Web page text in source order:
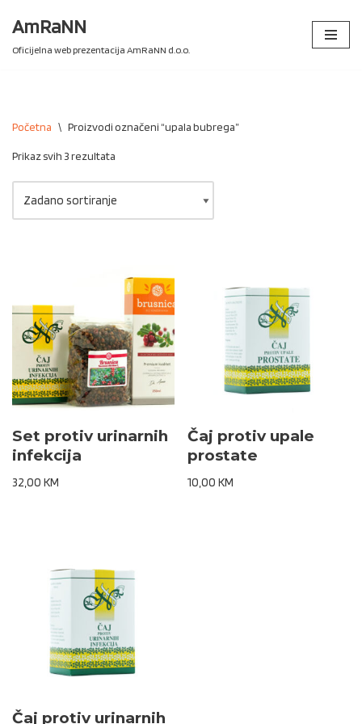
Skip
AmRaNN
Oficijelna web prezentacija AmRaNN d.o.o.
Početna \ Proizvodi označeni “upala bubrega”
Prikaz svih 3 rezultata
Set protiv urinarnih
infekcija
32,00 KM
Čaj protiv upale
prostate
10,00KM
Čaj protiv urinarnih